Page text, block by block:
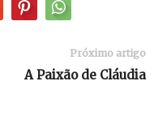
Próximo artigo
A Paixão de Cláudia